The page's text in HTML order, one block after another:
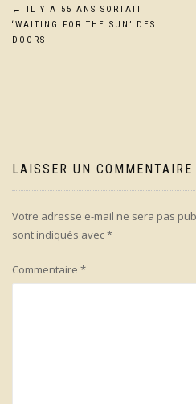
Navigation
de
←
IL Y A 55 ANS SORTAIT
‘WAITING FOR THE SUN’ DES
DOORS
LAISSER UN COMMENTAIRE
Votre adresse e-mail ne sera pas
sont indiqués avec*
Commentaire *